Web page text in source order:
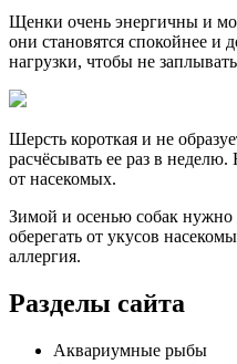
Щенки очень энергичны и
они становятся спокойнее и
нагрузки, чтобы не
Шерсть короткая и не
расчёсывать ее раз в
от насекомых.
Зимой и осенью собак нужно
оберегать от укусов
аллергия.
Разделы сайта
Аквариумные рыбы